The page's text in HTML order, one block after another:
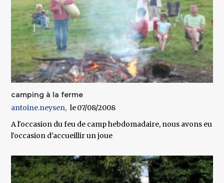
camping à la ferme
antoine.neysen
07/08/2008
A l'occasion du feu de camp hebdomadaire, nous avons eu
l'occasion d'accueillir un joue